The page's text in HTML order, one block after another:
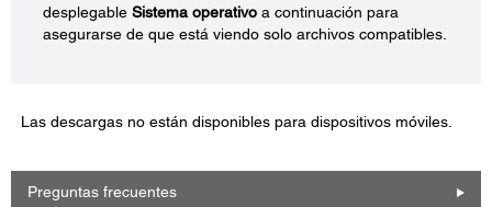
desplegable Sistema operativo a continuación para
asegurarse de que está viendo solo archivos compatibles.
Las descargas no están disponibles para dispositivos móviles.
Preguntas frecuentes